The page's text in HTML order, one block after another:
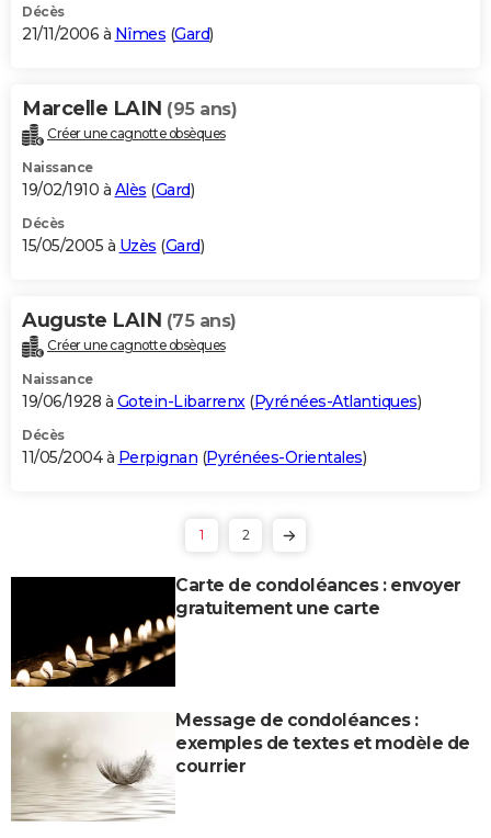
Décès
21/11/2006 à Nîmes (Gard)
Marcelle LAIN (95 ans)
Créer une cagnotte obsèques
Naissance
19/02/1910 à Alès (Gard)
Décès
15/05/2005 à Uzès (Gard)
Auguste LAIN (75 ans)
Créer une cagnotte obsèques
Naissance
19/06/1928 à Gotein-Libarrenx (Pyrénées-Atlantiques)
Décès
11/05/2004 à Perpignan (Pyrénées-Orientales)
1 2
Carte de condoléances : envoyer
gratuitement une carte
Message de condoléances :
exemples de textes et modèle de
courrier